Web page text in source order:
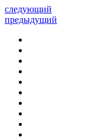
следующий
предыдущий